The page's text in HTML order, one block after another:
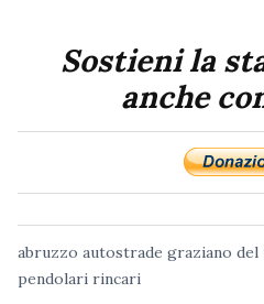
Sostieni la
anche
abruzzo autostrade graziano del
pendolari rincari